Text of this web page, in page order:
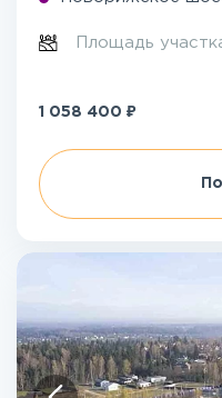
Площадь
1 058 400 ₽